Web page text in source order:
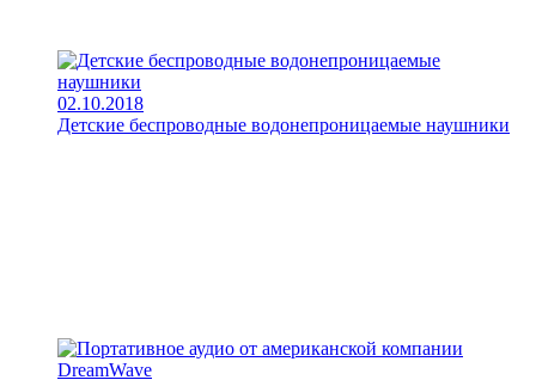
02.10.2018
Детские беспроводные водонепроницаемые наушники